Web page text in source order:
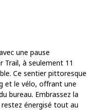
une pause
Trail, à seulement 11
Ce sentier pittoresque
et le vélo, offrant une
bureau. Embrassez la
énergisé tout au